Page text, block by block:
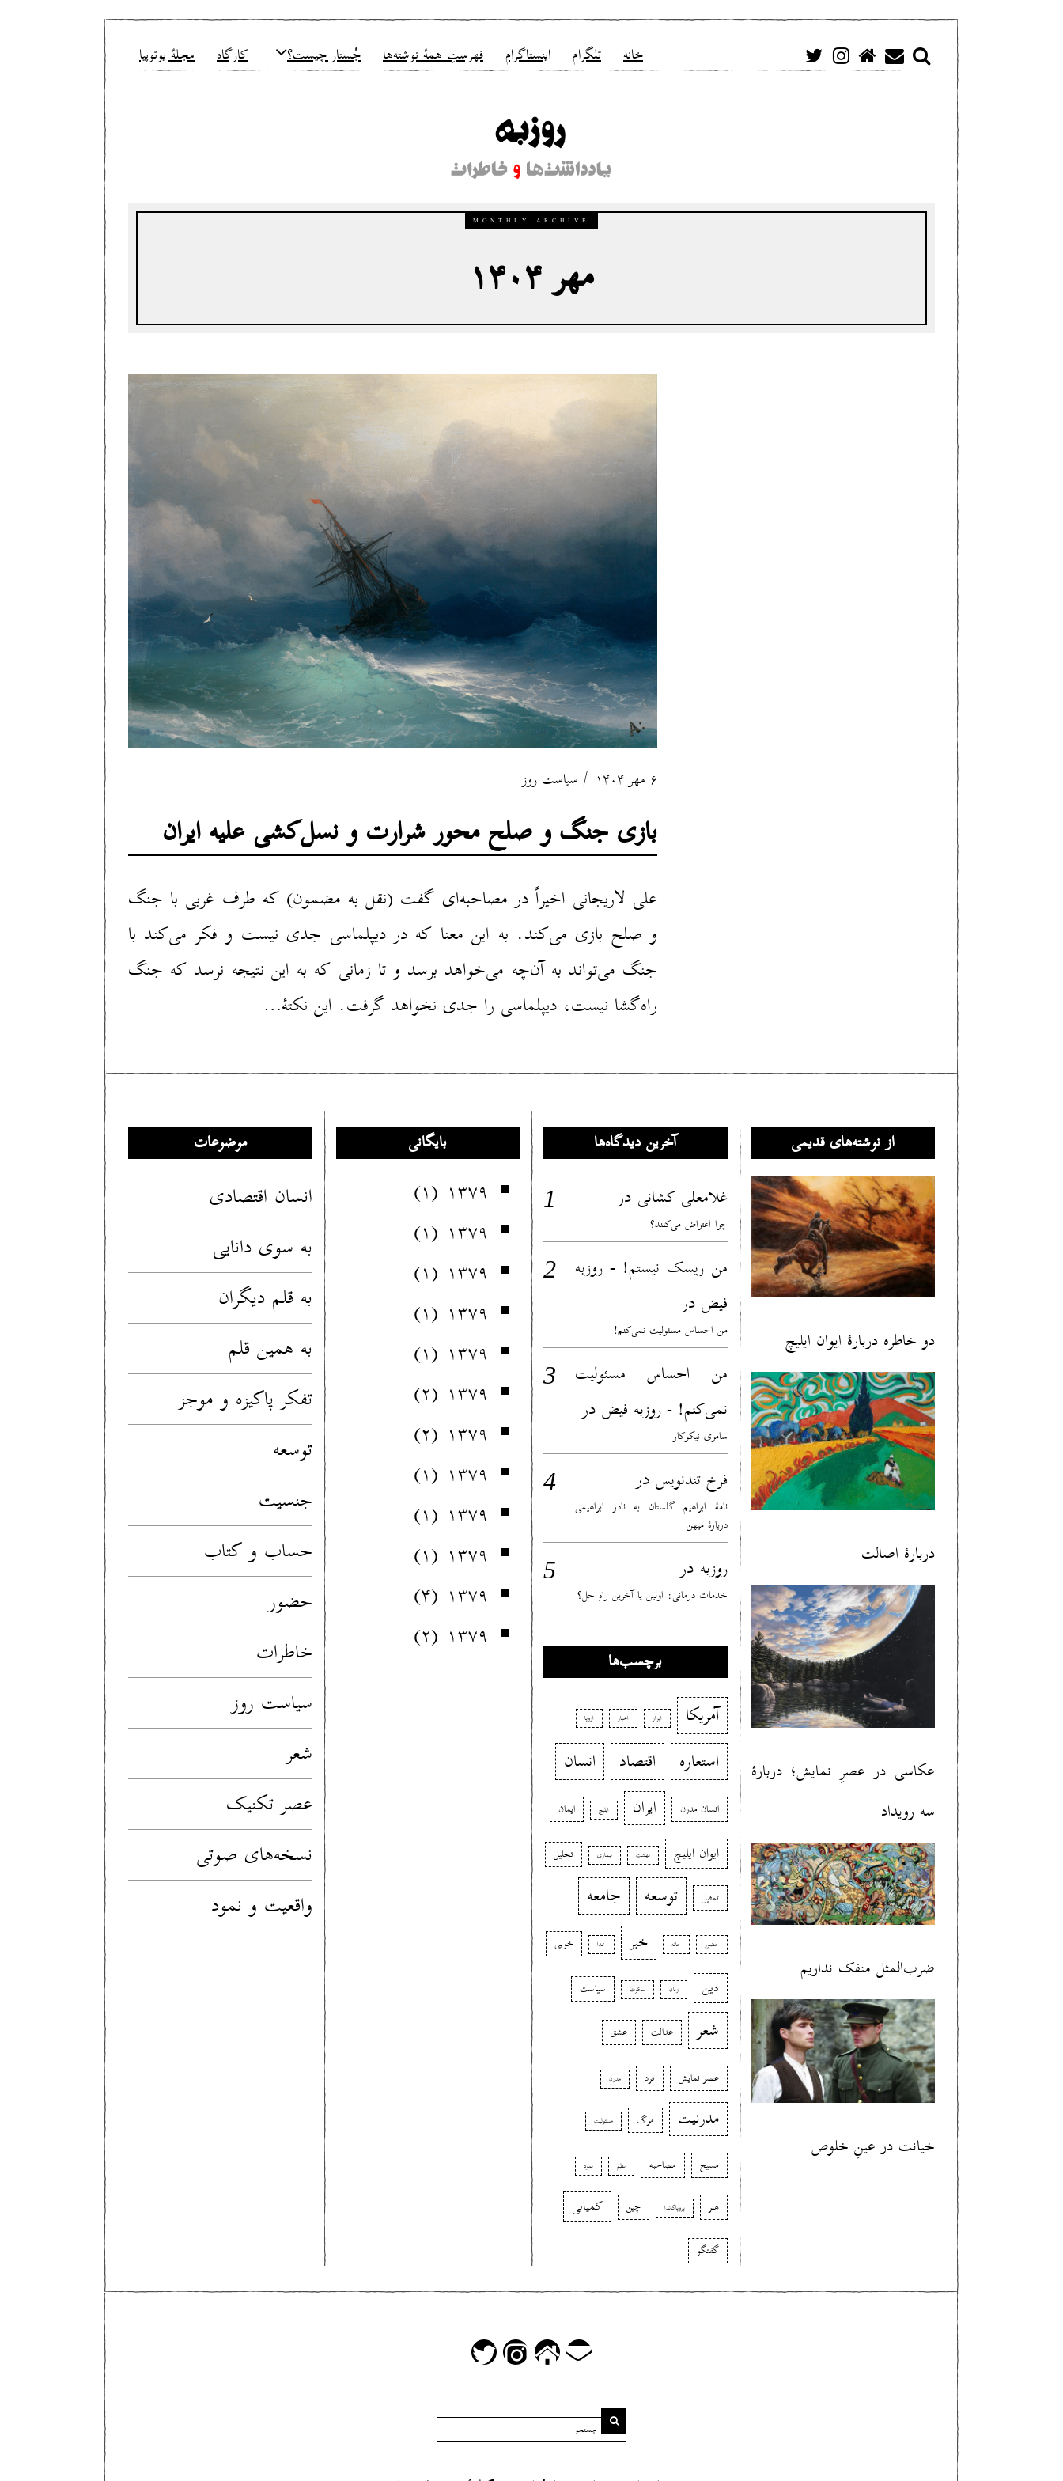
مجلهٔ یوتوپیا کارگاه جُستار چیست؟ فهرستِ همهٔ نوشته‌ها اینستاگرام تلگرام خانه
MONTHLY ARCHIVE
مهر ۱۴۰۴
۶ مهر ۱۴۰۴ سیاست روز
بازی جنگ و صلح محور شرارت و نسل‌کشی علیه ایران
علی لاریجانی اخیراً در مصاحبه‌ای گفت (نقل به مضمون) که طرف غربی با جنگ
و صلح بازی ‏‏می‌کند. به این معنا که در دیپلماسی جدی نیست و فکر می‌کند با
جنگ می‌تواند به آن‌چه ‏‏می‌خواهد برسد و تا زمانی که به این نتیجه نرسد که جنگ
راه‌گشا نیست، دیپلماسی را جدی ‏نخواهد گرفت‎. این نکتهٔ…
موضوعات
انسان اقتصادی
به سوی دانایی
به قلم دیگران
به همین قلم
تفکر پاکیزه و موجز
توسعه
جنسیت
حساب و کتاب
حضور
خاطرات
سیاست روز
شعر
عصر تکنیک
نسخه‌های صوتی
واقعیت و نمود
بایگانی
۱۳۷۹ (۱)
۱۳۷۹ (۱)
۱۳۷۹ (۱)
۱۳۷۹ (۱)
۱۳۷۹ (۱)
۱۳۷۹ (۲)
۱۳۷۹ (۲)
۱۳۷۹ (۱)
۱۳۷۹ (۱)
۱۳۷۹ (۱)
۱۳۷۹ (۴)
۱۳۷۹ (۲)
آخرین دیدگاه‌ها
غلامعلی کشانی در
چرا اعتراض می‌کنند؟
من ریسک نیستم! - روزبه
فیض در
من احساس مسئولیت نمی‌کنم!
من احساس مسئولیت
نمی‌کنم! - روزبه فیض در
سامری نیکوکار
فرخ تندنویس در
نامهٔ ابراهیم گلستان به نادر ابراهیمی
دربارهٔ میهن
روزبه در
خدمات درمانی: اولین یا آخرین راهِ حل؟
برچسب‌ها
آمریکا ابزار اخبار اروپا
استعاره اقتصاد انسان
انسان مدرن ایران ایلیچ ایمان
ایوان ایلیچ بهشت بیماری تحلیل
تمثیل توسعه جامعه
حضور خانه خبر خدا خوبی
دین زبان سکوت سیاست
شعر عدالت عشق
عصر نمایش فرد مدرن
مدرنیت مرگ مسئولیت
مسیح مصاحبه نظم نمود
هنر پروپاگاندا چین کمیابی
گفتگو
از نوشته‌های قدیمی
دو خاطره دربارهٔ ایوان ایلیچ
دربارهٔ اصالت
عکاسی در عصرِ نمایش؛ دربارهٔ
سه رویداد
ضرب‌المثل‌ منفک نداریم
خیانت در عینِ خلوص